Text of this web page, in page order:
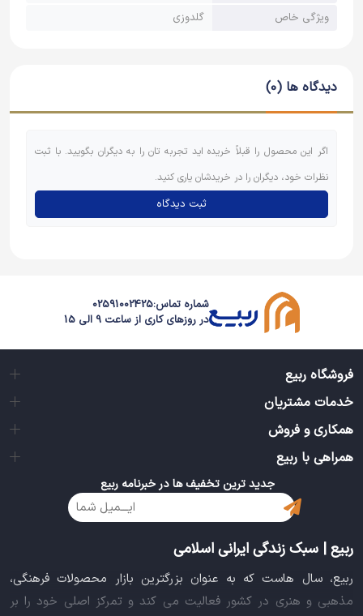
ویژگی خاص
گلدوزی
دیدگاه ها (0)
اگر این محصول را قبلاً خریده اید تجربه تان را به دیگران بگویید. با ثبت
نظرات خود، دیگران را در خریدشان یاری کنید.
ثبت دیدگاه
شماره تماس:02591002425
در روزهای کاری از ساعت 9 الی 15
فروشگاه ربیع
خدمات مشتریان
همکاری و فروش
همراهی با ربیع
جدید ترین تخفیف ها در خبرنامه ربیع
ربیع | سبک زندگی ایرانی اسلامی
ربیع، سال هاست که به عنوان بزرگترین بازار محصولات فرهنگی،
مذهبی و هنری در کشور فعالیت می کند و تمرکز اصلی خود را بر